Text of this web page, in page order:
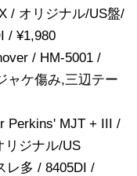
/ オリジナル/US盤/
/ ¥1,980
/ HM-5001 /
ャケ傷み,三辺テー
Perkins' MJT + III /
リジナル/US
レ多 / 8405DI /